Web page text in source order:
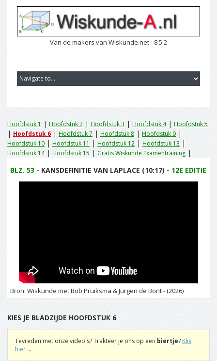
Van de makers van Wiskunde.net - 8.5.2
Hoofdstuk 1 | Hoofdstuk 2 | Hoofdstuk 3 | Hoofdstuk 4| Hoofdstuk 5
| Hoofdstuk 6 | Hoofdstuk 7 | Hoofdstuk 8 | Hoofdstuk 9 |
Hoofdstuk 10 | Hoofdstuk 11 | Hoofdstuk 12 | Hoofdstuk 13 |
Hoofdstuk 14| Hoofdstuk 15 | Gratis Wiskunde Examentraining |
BLZ. 53 - KANSDEFINITIE VAN LAPLACE (10:17) - 12E EDITIE
Bron: Wiskunde met Bob Pruiksma & Jurgen de Bont - (2026)
KIES JE BLADZIJDE HOOFDSTUK 6
Tevreden met onze video's? Trakteer je ons op een biertje? Klik
hier ...